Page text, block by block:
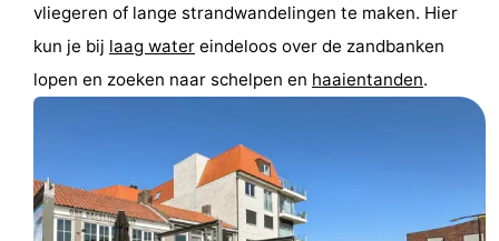
vliegeren of lange strandwandelingen te maken. Hier
kun je bij laag water eindeloos over de zandbanken
lopen en zoeken naar schelpen en haaientanden.